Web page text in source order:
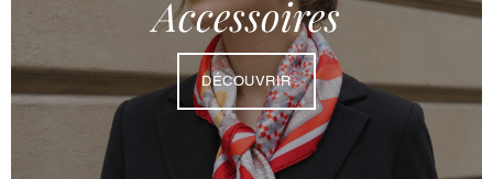
Accessoires
DÉCOUVRIR